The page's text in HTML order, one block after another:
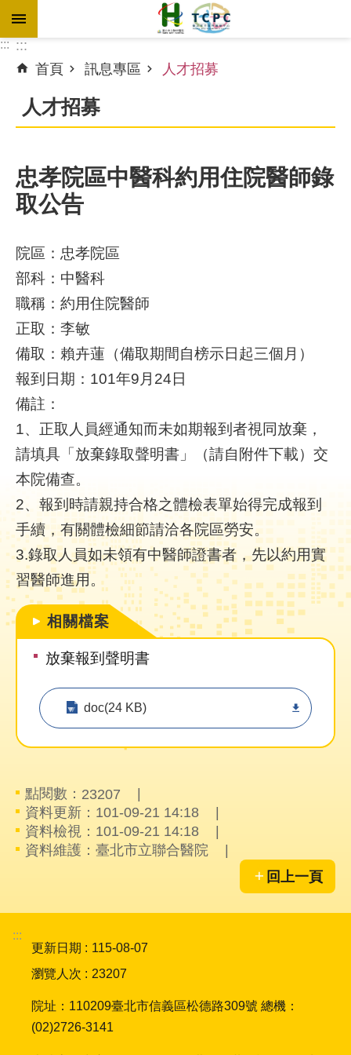
跳到主要內容區塊
進
搜
尋
訊
區
認
識
本
院
就
醫
南
特
醫
療
衛
教
專
區
導
覽
回
北
卡-
健
服
務
::: :::
首頁
訊息專區 人才招募
人才招募
忠孝院區中醫科約用住院醫師錄
取公告
院區：忠孝院區
部科：中醫科
職稱：約用住院醫師
正取：李敏
備取：賴卉蓮（備取期間自榜示日起三個月）
報到日期：101年9月24日
備註：
1、正取人員經通知而未如期報到者視同放棄，
請填具「放棄錄取聲明書」（請自附件下載）交
本院備查。
2、報到時請親持合格之體檢表單始得完成報到
手續，有關體檢細節請洽各院區勞安。
3.錄取人員如未領有中醫師證書者，先以約用實
習醫師進用。
相關檔案
放棄報到聲明書
doc(24 KB)
點閱數： 23207
資料更新：101-09-21 14:18
資料檢視：101-09-21 14:18
資料維護：臺北市立聯合醫院
回上一頁
:::
更新日期
115-08-07
瀏覽人次
23207
院址：110209臺北市信義區松德路309號 總機：
(02)2726-3141